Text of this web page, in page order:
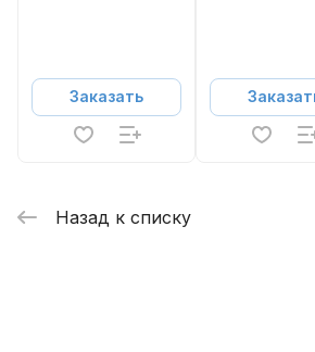
Заказать
Назад к списку